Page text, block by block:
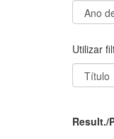
Utilizar
Result./